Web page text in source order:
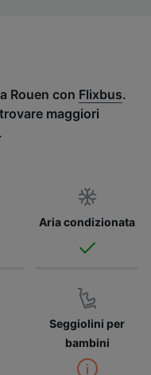
Rouen con Flixbus.
maggiori
Aria condizionata
Seggiolini per
bambini